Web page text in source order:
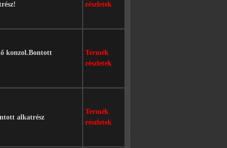
részletek
konzol.Bontott
Termék
részletek
alkatrész
Termék
részletek